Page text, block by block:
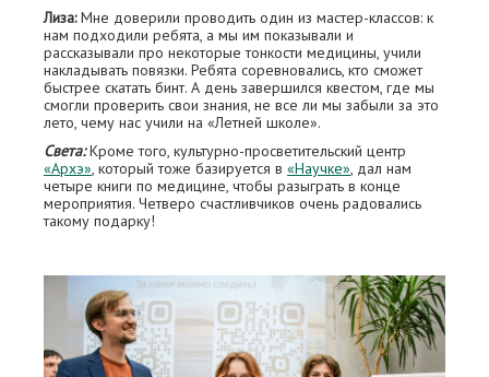
Лиза:Мне доверили проводить один из мастер-классов: к
нам подходили ребята, а мы им показывали и
рассказывали про некоторые тонкости медицины, учили
накладывать повязки. Ребята соревновались, кто сможет
быстрее скатать бинт. А день завершился квестом, где мы
смогли проверить свои знания, не все ли мы забыли за это
лето, чему нас учили на «Летней школе».
Света:Кроме того, культурно-просветительский центр
«Архэ», который тоже базируется в «Научке», дал нам
четыре книги по медицине, чтобы разыграть в конце
мероприятия. Четверо счастливчиков очень радовались
такому подарку!